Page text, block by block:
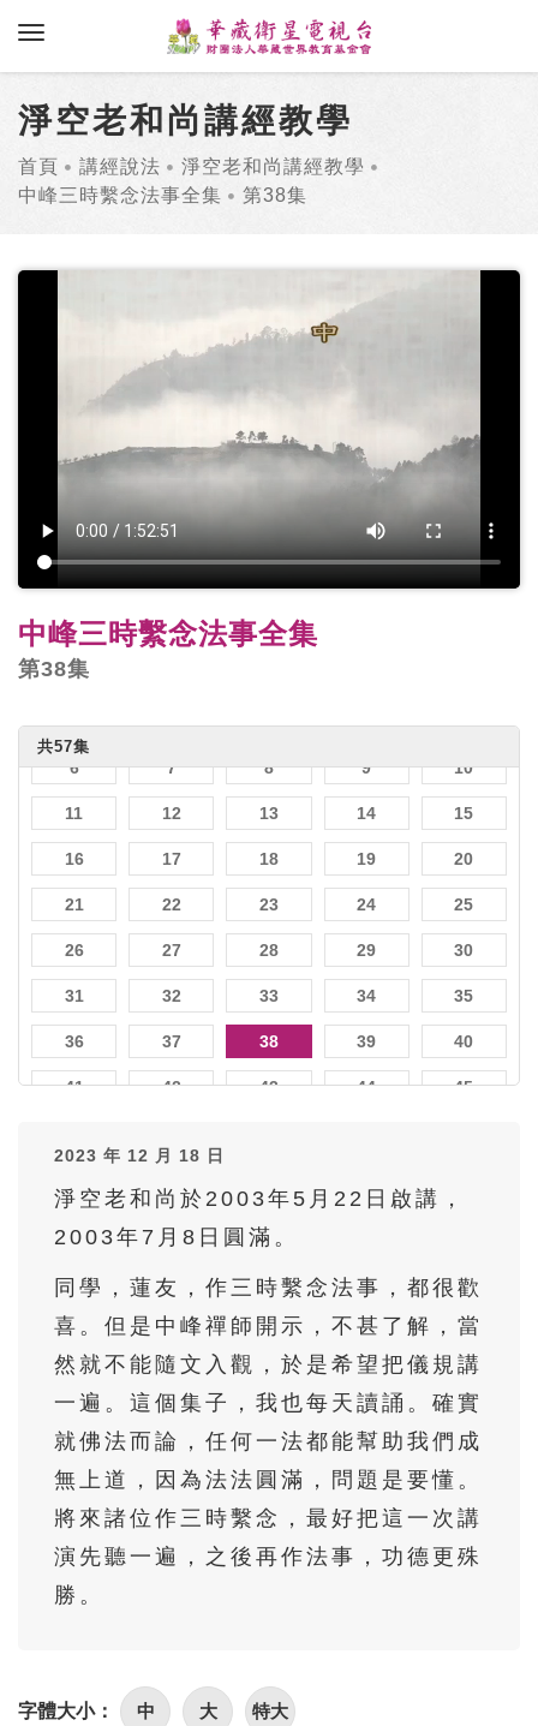
toggle navigation
淨空老和尚講經教學
首頁 講經說法
淨空老和尚講經教學
中峰三時繫念法事全集
第38集
中峰三時繫念法事全集
第38集
共57集
1 2 3 4 5
6 7 8 9 10
11 12 13 14 15
16 17 18 19 20
21 22 23 24 25
26 27 28 29 30
31 32 33 34 35
36 37 38 39 40
41 42 43 44 45
57
2023 年 12 月 18 日
淨空老和尚於2003年5月22日啟講，
2003年7月8日圓滿。
同學，蓮友，作三時繫念法事，都很歡
喜。但是中峰禪師開示，不甚了解，當
然就不能隨文入觀，於是希望把儀規講
一遍。這個集子，我也每天讀誦。確實
就佛法而論，任何一法都能幫助我們成
無上道，因為法法圓滿，問題是要懂。
將來諸位作三時繫念，最好把這一次講
演先聽一遍，之後再作法事，功德更殊
勝。
字體大小： 中 大 特大